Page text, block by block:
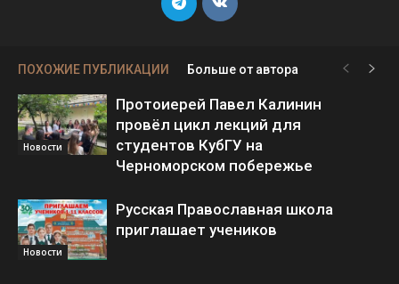
ПОХОЖИЕ ПУБЛИКАЦИИ Больше от автора
Новости
Протоиерей Павел Калинин
провёл цикл лекций для
студентов КубГУ на
Черноморском побережье
Новости
Русская Православная школа
приглашает учеников